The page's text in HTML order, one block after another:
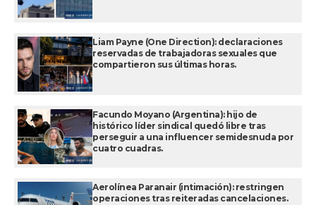
Liam Payne (One Direction): declaraciones
reservadas de trabajadoras sexuales que
compartieron sus últimas horas.
Facundo Moyano (Argentina): hijo de
histórico líder sindical quedó libre tras
perseguir a una influencer semidesnuda por
cuatro cuadras.
Aerolínea Paranair (intimación): restringen
operaciones tras reiteradas cancelaciones.